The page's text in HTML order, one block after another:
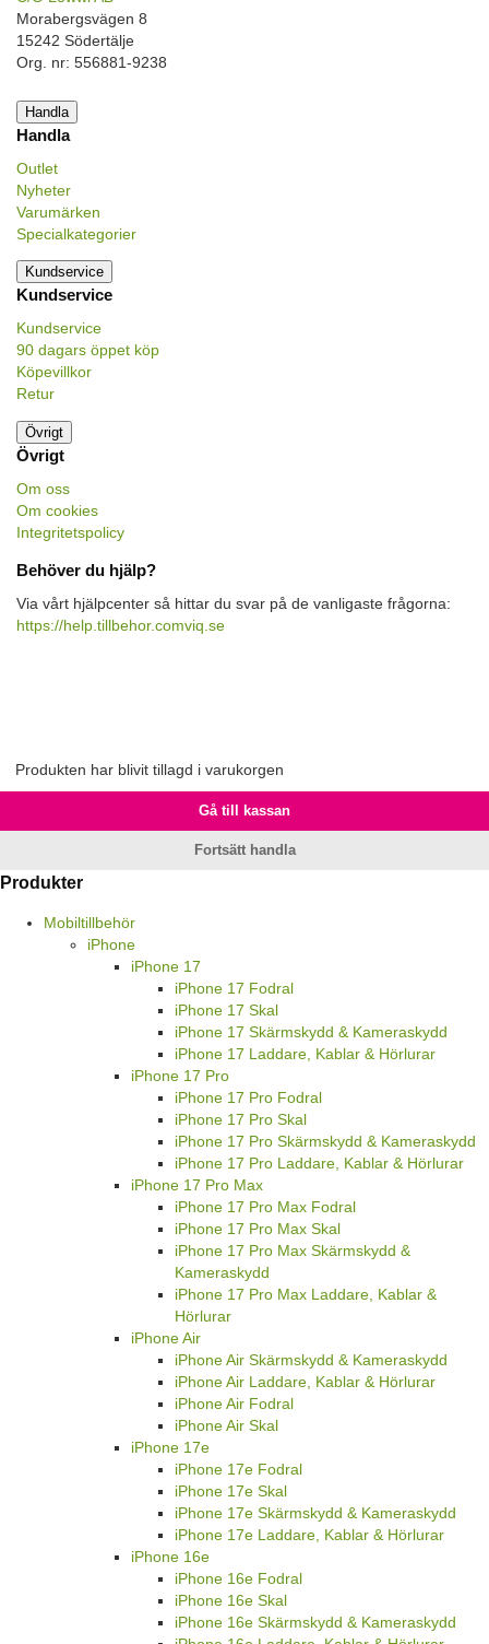
Morabergsvägen 8
15242 Södertälje
Org. nr: 556881-9238
Handla
Handla
Outlet
Nyheter
Varumärken
Specialkategorier
Kundservice
Kundservice
Kundservice
90 dagars öppet köp
Köpevillkor
Retur
Övrigt
Övrigt
Om oss
Om cookies
Integritetspolicy
Behöver du hjälp?
Via vårt hjälpcenter så hittar du svar på de vanligaste frågorna:
https://help.tillbehor.comviq.se
Produkten har blivit tillagd i varukorgen
Gå till kassan
Fortsätt handla
Produkter
Mobiltillbehör
iPhone
iPhone 17
iPhone 17 Fodral
iPhone 17 Skal
iPhone 17 Skärmskydd & Kameraskydd
iPhone 17 Laddare, Kablar & Hörlurar
iPhone 17 Pro
iPhone 17 Pro Fodral
iPhone 17 Pro Skal
iPhone 17 Pro Skärmskydd & Kameraskydd
iPhone 17 Pro Laddare, Kablar & Hörlurar
iPhone 17 Pro Max
iPhone 17 Pro Max Fodral
iPhone 17 Pro Max Skal
iPhone 17 Pro Max Skärmskydd &
Kameraskydd
iPhone 17 Pro Max Laddare, Kablar &
Hörlurar
iPhone Air
iPhone Air Skärmskydd & Kameraskydd
iPhone Air Laddare, Kablar & Hörlurar
iPhone Air Fodral
iPhone Air Skal
iPhone 17e
iPhone 17e Fodral
iPhone 17e Skal
iPhone 17e Skärmskydd & Kameraskydd
iPhone 17e Laddare, Kablar & Hörlurar
iPhone 16e
iPhone 16e Fodral
iPhone 16e Skal
iPhone 16e Skärmskydd & Kameraskydd